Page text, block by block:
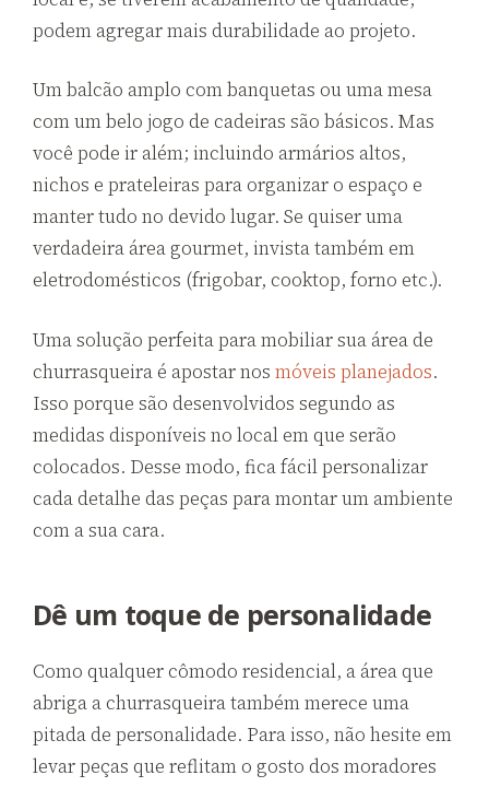
podem agregar mais durabilidade ao projeto.
Um balcão amplo com banquetas ou uma mesa
com um belo jogo de cadeiras são básicos. Mas
você pode ir além; incluindo armários altos,
nichos e prateleiras para organizar o espaço e
manter tudo no devido lugar. Se quiser uma
verdadeira área gourmet, invista também em
eletrodomésticos (frigobar, cooktop, forno etc.).
Uma solução perfeita para mobiliar sua área de
churrasqueira é apostar nos móveis planejados.
Isso porque são desenvolvidos segundo as
medidas disponíveis no local em que serão
colocados. Desse modo, fica fácil personalizar
cada detalhe das peças para montar um ambiente
com a sua cara.
Dê um toque de personalidade
Como qualquer cômodo residencial, a área que
abriga a churrasqueira também merece uma
pitada de personalidade. Para isso, não hesite em
levar peças que reflitam o gosto dos moradores